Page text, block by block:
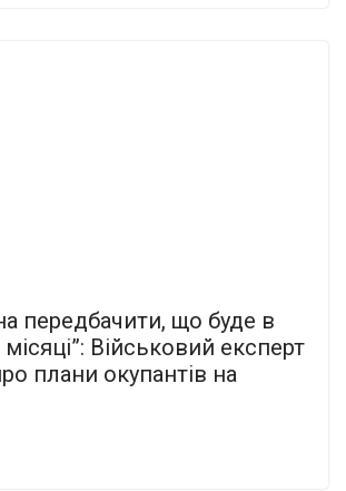
передбачити, що буде в
Військовий експерт
плани окупантів на